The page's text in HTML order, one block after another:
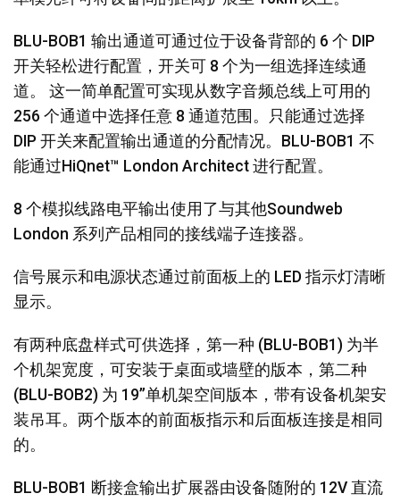
BLU-BOB1 输出通道可通过位于设备背部的 6 个 DIP
开关轻松进行配置，开关可 8 个为一组选择连续通
道。 这一简单配置可实现从数字音频总线上可用的
256 个通道中选择任意 8 通道范围。只能通过选择
DIP 开关来配置输出通道的分配情况。BLU-BOB1 不
能通过HiQnet™ London Architect 进行配置。
8 个模拟线路电平输出使用了与其他Soundweb
London 系列产品相同的接线端子连接器。
信号展示和电源状态通过前面板上的 LED 指示灯清晰
显示。
有两种底盘样式可供选择，第一种 (BLU-BOB1) 为半
个机架宽度，可安装于桌面或墙壁的版本，第二种
(BLU-BOB2) 为 19”单机架空间版本，带有设备机架安
装吊耳。两个版本的前面板指示和后面板连接是相同
的。
BLU-BOB1 断接盒输出扩展器由设备随附的 12V 直流